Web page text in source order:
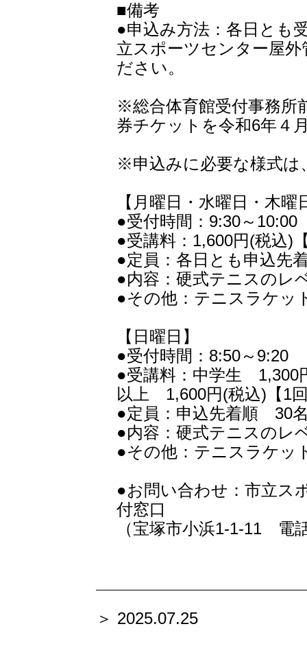
■備考
●申込み方法：各日とも
立スポーツセンター屋
ださい。
※総合体育館受付事務所
券チケットを令和6年４
※申込みに必要な様式は
【月曜日・水曜日・木曜
●受付時間：9:30～10:00
●受講料：1,600円(税込)
●定員：各日とも申込先
●内容：硬式テニスのレ
●その他：テニスラケッ
【日曜日】
●受付時間：8:50～9:20
●受講料：中学生
以上 1,600円(税込)【1
●定員：申込先着順 30
●内容：硬式テニスのレ
●その他：テニスラケッ
●お問い合わせ：市立ス
付窓口
（宝塚市小浜1-1-11 電
＞ 2025.07.25